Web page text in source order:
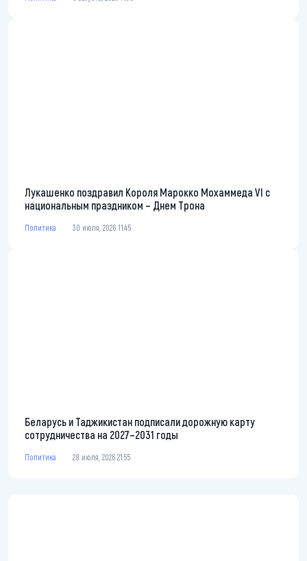
Лукашенко поздравил Короля Марокко Мохаммеда VI с
национальным праздником – Днем Трона
Политика 30 июля, 2026 11:45
Беларусь и Таджикистан подписали дорожную карту
сотрудничества на 2027–2031 годы
Политика 28 июля, 2026 21:55